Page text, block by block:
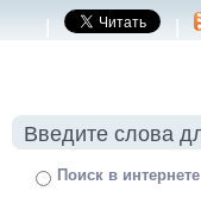
| |
Поиск в интернете